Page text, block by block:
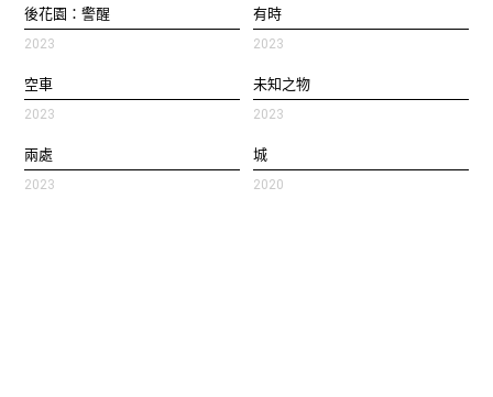
後花園：警醒
2023
有時
2023
空車
2023
未知之物
2023
兩處
2023
城
2020